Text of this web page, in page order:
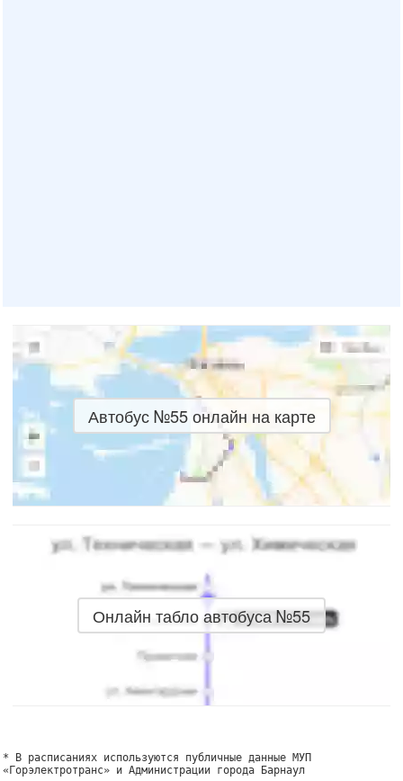
Автобус №55 онлайн на карте
Онлайн табло автобуса №55
* В расписаниях используются публичные данные МУП
«Горэлектротранс» и Администрации города Барнаул